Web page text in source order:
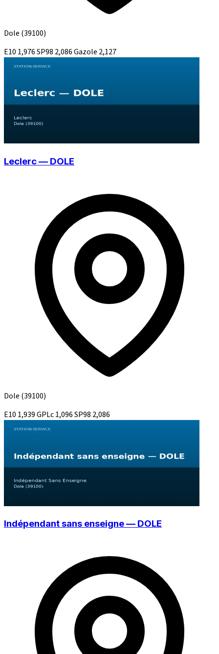
Dole (39100)
E10 1,976SP98 2,086Gazole 2,127
Leclerc — DOLE
Dole (39100)
E10 1,939GPLc1,096SP98 2,086
Indépendant sans enseigne — DOLE